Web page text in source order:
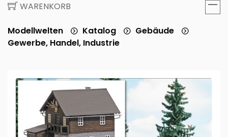
WARENKORB
Modellwelten Katalog
Gebäude
Gewerbe, Handel, Industrie